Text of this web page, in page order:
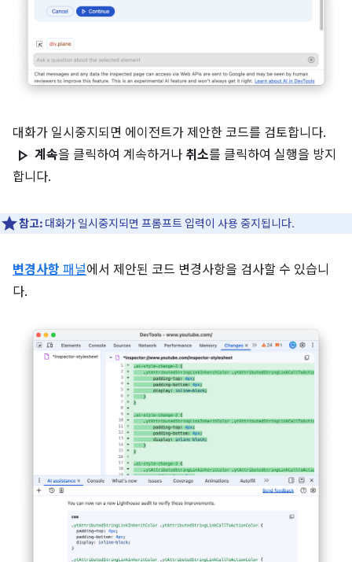
대화가 일시중지되면 에이전트가 제안한 코드를 검토합니다.
play_arrow 계속을 클릭하여 계속하거나 취소를 클릭하여 실행을 방지
합니다.
참고: 대화가 일시중지되면 프롬프트 입력이 사용 중지됩니다.
변경사항 패널에서 제안된 코드 변경사항을 검사할 수 있습니
다.